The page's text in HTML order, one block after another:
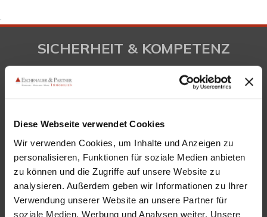
Diese Webseite verwendet Cookies
Wir verwenden Cookies, um Inhalte und Anzeigen zu
personalisieren, Funktionen für soziale Medien anbieten
zu können und die Zugriffe auf unsere Website zu
analysieren. Außerdem geben wir Informationen zu Ihrer
Verwendung unserer Website an unsere Partner für
soziale Medien, Werbung und Analysen weiter. Unsere
.
SICHERHEIT & KOMPETENZ
KONTAKT